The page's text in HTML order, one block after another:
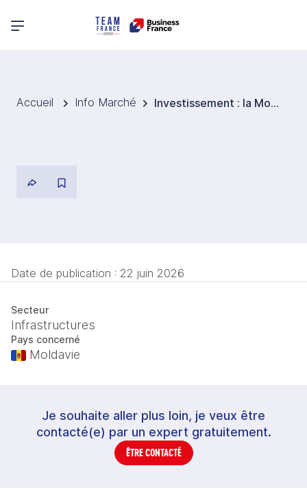
Menu principal
Accueil Info Marché Investissement : la Moldavie mobilise plus d’1 Md EUR pour accélérer son intégration économique à l’UE
Date de publication : 22 juin 2026
Secteur
Infrastructures
Pays concerné
Moldavie
Je souhaite aller plus loin, je veux être
contacté(e) par un expert gratuitement.
ÊTRE CONTACTÉ